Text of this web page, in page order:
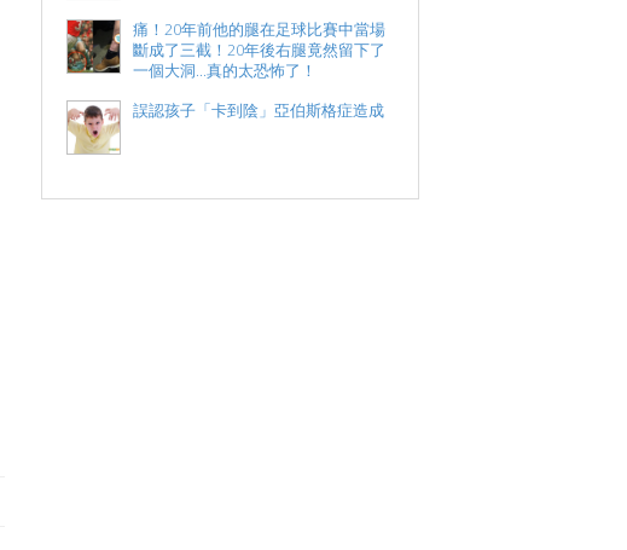
痛！20年前他的腿在足球比賽中當場
斷成了三截！20年後右腿竟然留下了
一個大洞...真的太恐怖了！
誤認孩子「卡到陰」亞伯斯格症造成